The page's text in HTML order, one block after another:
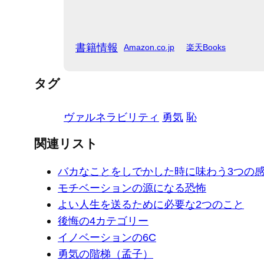
書籍情報 Amazon.co.jp 楽天Books
タグ
ヴァルネラビリティ 勇気 恥
関連リスト
バカなことをしでかした時に味わう3つの
モチベーションの源になる恐怖
よい人生を送るために必要な2つのこと
後悔の4カテゴリー
イノベーションの6C
勇気の階梯（孟子）